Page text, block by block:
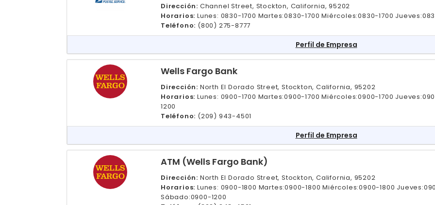
Dirección: Channel Street, Stockton, California, 95202
Horarios: Lunes: 0830-1700 Martes:0830-1700 Miércoles:0830-1700
Teléfono: (800) 275-8777
Perfil de Empresa
Wells Fargo Bank
Dirección: North El Dorado Street, Stockton, California, 95202
Horarios: Lunes: 0900-1700 Martes:0900-1700 Miércoles:0900-1700
1200
Teléfono: (209) 943-4501
Perfil de Empresa
ATM (Wells Fargo Bank)
Dirección: North El Dorado Street, Stockton, California, 95202
Horarios: Lunes: 0900-1800 Martes:0900-1800 Miércoles:0900-1800
Sábado:0900-1200